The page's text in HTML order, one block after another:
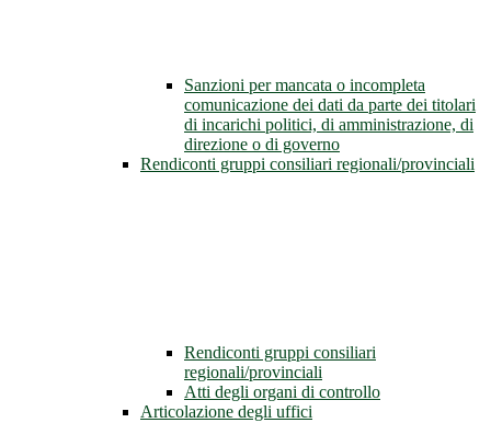
Sanzioni per mancata o incompleta
comunicazione dei dati da parte dei titolari
di incarichi politici, di amministrazione, di
direzione o di governo
Rendiconti gruppi consiliari regionali/provinciali
Rendiconti gruppi consiliari
regionali/provinciali
Atti degli organi di controllo
Articolazione degli uffici